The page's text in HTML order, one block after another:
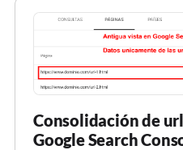
Consolidación de
Google Search